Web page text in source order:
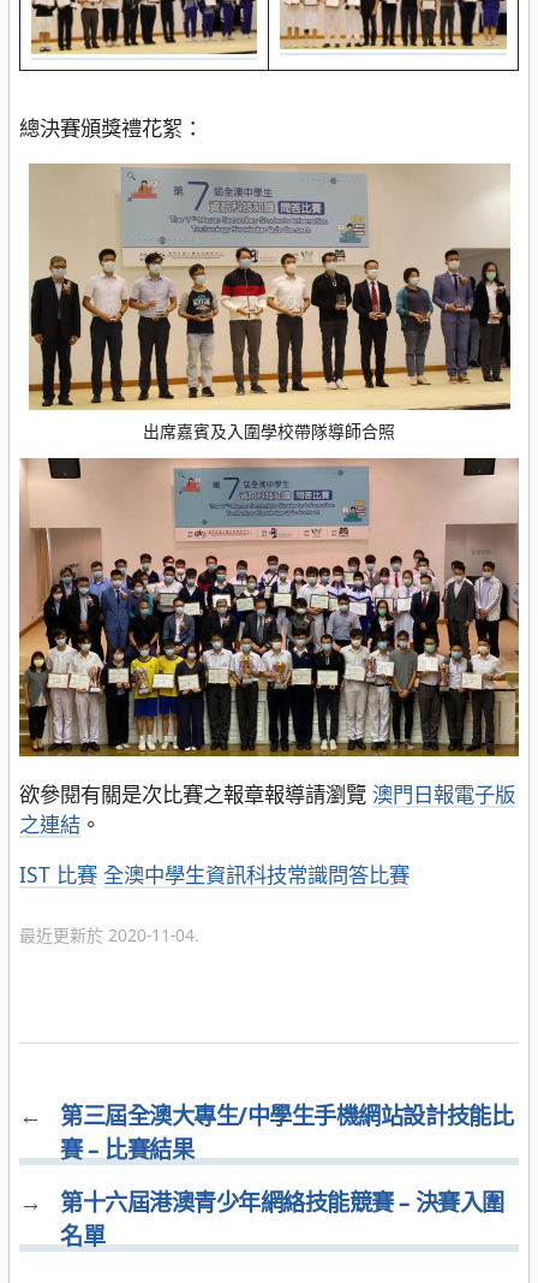
總決賽頒獎禮花絮：
出席嘉賓及入圍學校帶隊導師合照
欲參閱有關是次比賽之報章報導請瀏覽 澳門日報電子版
之連結 。
分
IST 比賽 全澳中學生資訊科技常識問答比賽
最近更新於 2020-11-04.
←
第三屆全澳大專生/中學生手機網站設計技能比
賽 – 比賽結果
→
第十六屆港澳青少年網絡技能競賽 – 決賽入圍
名單